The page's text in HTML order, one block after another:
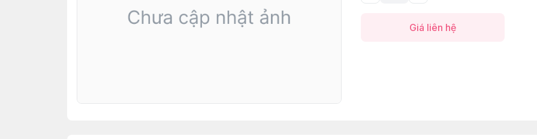
Giá liên hệ